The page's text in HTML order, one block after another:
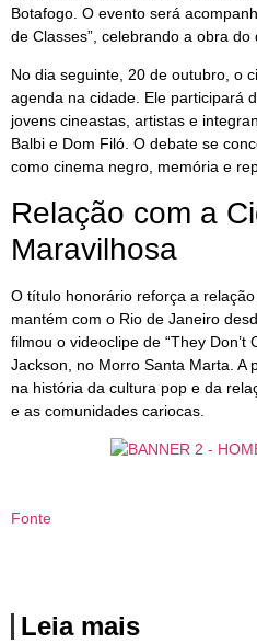
Botafogo. O evento será
de Classes”, celebrando a obra do
No dia seguinte, 20 de outubro, o
agenda na cidade. Ele participará
jovens cineastas, artistas e
Balbi e Dom Filó. O debate se
como cinema negro, memória e
Relação com a
Maravilhosa
O título honorário reforça a
mantém com o Rio de Janeiro
filmou o videoclipe de “They Don’t
Jackson, no Morro Santa Marta. A
na história da cultura pop e da
e as comunidades cariocas.
Fonte
Leia mais